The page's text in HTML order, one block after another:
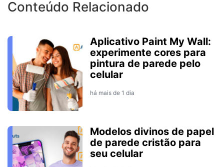
Conteúdo Relacionado
Aplicativo Paint My Wall:
experimente cores para
pintura de parede pelo
celular
há mais de 1 dia
Modelos divinos de papel
de parede cristão para
seu celular